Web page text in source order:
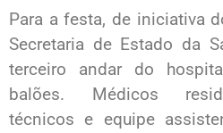
Para a festa, de iniciativa
Secretaria de Estado da
terceiro andar do
balões. Médicos
técnicos e equipe